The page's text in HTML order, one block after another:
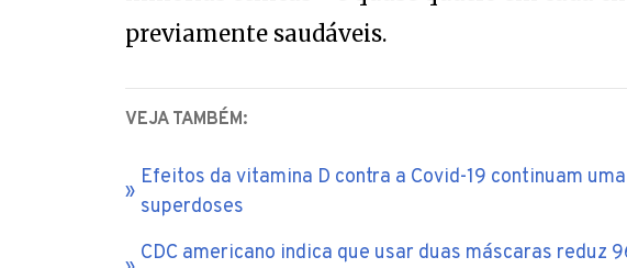
previamente saudáveis.
VEJA TAMBÉM:
Efeitos da vitamina D contra a Covid-19 continuam
superdoses
CDC americano indica que usar duas máscaras reduz